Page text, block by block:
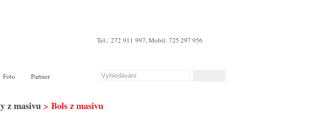
Tel.: 272 911 997, Mobil: 725 297 956
Foto Partner
z masivu > Bols z masivu